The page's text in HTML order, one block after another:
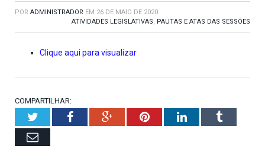
POR ADMINISTRADOR EM 26 DE MAIO DE 2020
ATIVIDADES LEGISLATIVAS, PAUTAS E ATAS DAS SESSÕES
Clique aqui para visualizar
COMPARTILHAR:
TwitterFacebookGoogle+PinterestLinkedInTumblr
Email